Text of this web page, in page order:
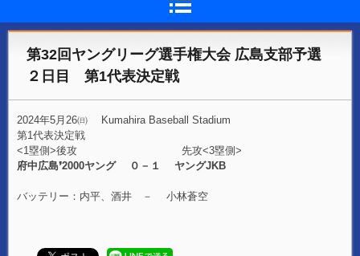
第32回ヤングリーグ選手権大会 広島支部予選
２日目 第1代表決定戦
2024年5月26㈰ Kumahira Baseball Stadium
第1代表決定戦
<1塁側>後攻 先攻<3塁側>
府中広島❜2000ヤング ０－１ ヤングJKB
バッテリー：内平、酒井 － 小林蒼空